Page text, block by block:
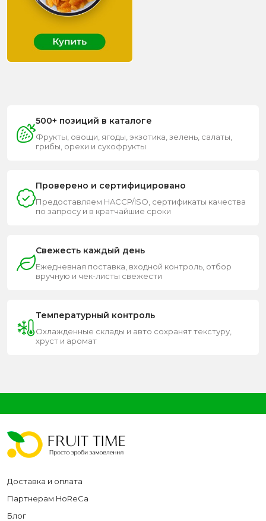
500+ позиций в каталоге
Фрукты, овощи, ягоды, экзотика, зелень, салаты,
грибы, орехи и сухофрукты
Проверено и сертифицировано
Предоставляем HACCP/ISO, сертификаты качества
по запросу и в кратчайшие сроки
Свежесть каждый день
Ежедневная поставка, входной контроль, отбор
вручную и чек-листы свежести
Температурный контроль
Охлажденные склады и авто сохранят текстуру,
хруст и аромат
Доставка и оплата
Партнерам HoReCa
Блог